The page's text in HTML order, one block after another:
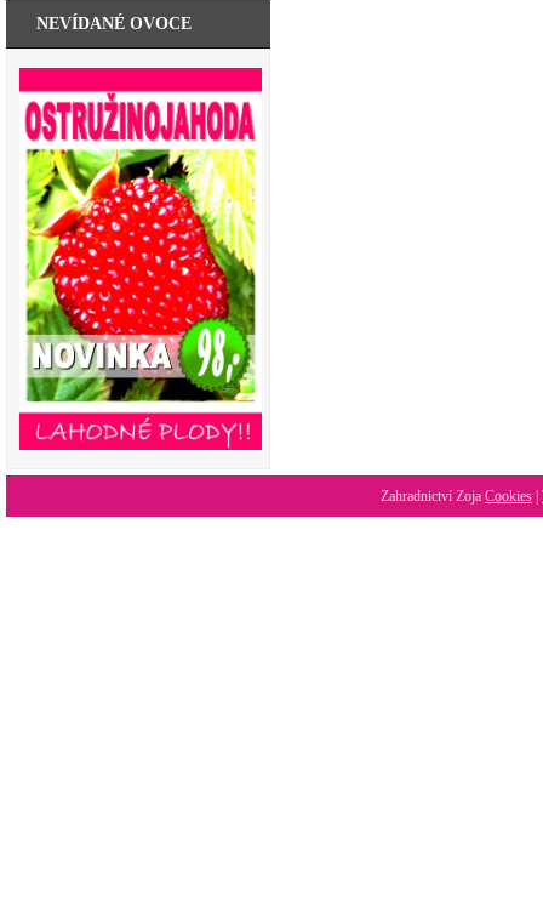
NEVÍDANÉ OVOCE
Zahradnictví Zoja Cookies